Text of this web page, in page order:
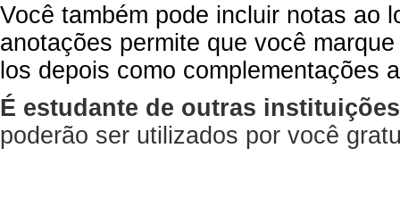
Você também pode incluir notas ao
anotações permite que você
los depois como complementações
É estudante de outras
poderão ser utilizados por você